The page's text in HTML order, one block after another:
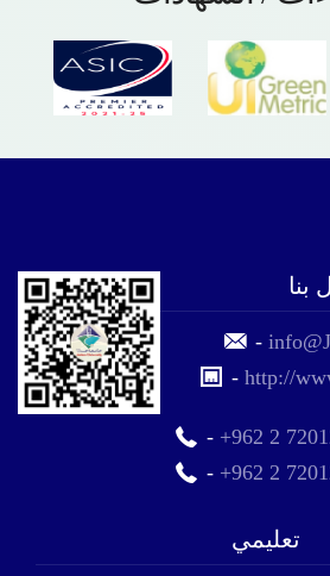
بنا
-
-http://
- +962 2
- +962 2
تعليمي